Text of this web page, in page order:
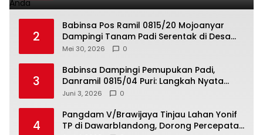
2
Babinsa Pos Ramil 0815/20 Mojoanyar
Dampingi Tanam Padi Serentak di Desa
Sadartengah
Mei 30, 2026 0
3
Babinsa Dampingi Pemupukan Padi,
Danramil 0815/04 Puri: Langkah Nyata
Jaga Produktivitas dan Ketahanan
Juni 3, 2026 0
4
Pangdam V/Brawijaya Tinjau Lahan Yonif
TP di Dawarblandong, Dorong Percepatan